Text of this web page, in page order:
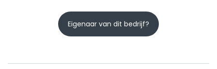
Eigenaar van dit bedrijf?